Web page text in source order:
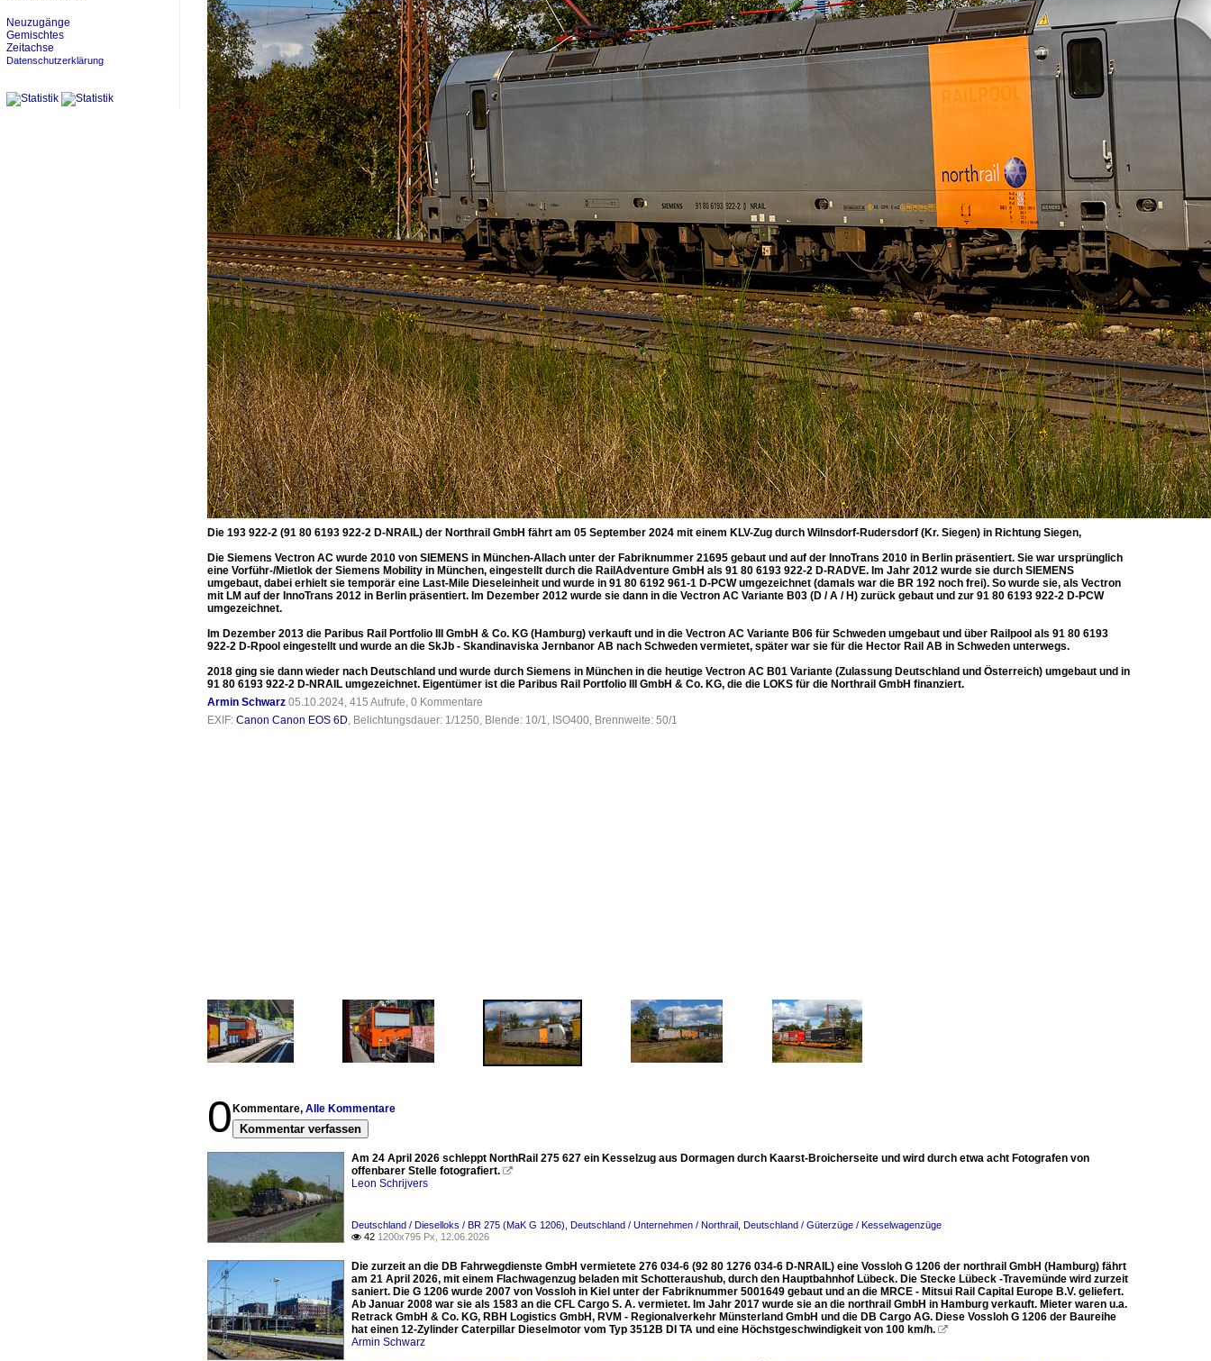
Die 193 922-2 (91 80 6193 922-2 D-NRAIL) der Northrail GmbH fährt am 05 September 2024 mit einem KLV-Zug durch Wilnsdorf-Rudersdorf (Kr. Siegen) in Richtung Siegen,
Die Siemens Vectron AC wurde 2010 von SIEMENS in München-Allach unter der Fabriknummer 21695 gebaut und auf der InnoTrans 2010 in Berlin präsentiert. Sie war ursprünglich
eine Vorführ-/Mietlok der Siemens Mobility in München, eingestellt durch die RailAdventure GmbH als 91 80 6193 922-2 D-RADVE. Im Jahr 2012 wurde sie durch SIEMENS
umgebaut, dabei erhielt sie temporär eine Last-Mile Dieseleinheit und wurde in 91 80 6192 961-1 D-PCW umgezeichnet (damals war die BR 192 noch frei). So wurde sie, als Vectron
mit LM auf der InnoTrans 2012 in Berlin präsentiert. Im Dezember 2012 wurde sie dann in die Vectron AC Variante B03 (D / A / H) zurück gebaut und zur 91 80 6193 922-2 D-PCW
umgezeichnet.
Im Dezember 2013 die Paribus Rail Portfolio III GmbH & Co. KG (Hamburg) verkauft und in die Vectron AC Variante B06 für Schweden umgebaut und über Railpool als 91 80 6193
922-2 D-Rpool eingestellt und wurde an die SkJb - Skandinaviska Jernbanor AB nach Schweden vermietet, später war sie für die Hector Rail AB in Schweden unterwegs.
2018 ging sie dann wieder nach Deutschland und wurde durch Siemens in München in die heutige Vectron AC B01 Variante (Zulassung Deutschland und Österreich) umgebaut und in
91 80 6193 922-2 D-NRAIL umgezeichnet. Eigentümer ist die Paribus Rail Portfolio III GmbH & Co. KG, die die LOKS für die Northrail GmbH finanziert.
Armin Schwarz 05.10.2024, 415 Aufrufe, 0 Kommentare
EXIF: Canon Canon EOS 6D, Belichtungsdauer: 1/1250, Blende: 10/1, ISO400, Brennweite: 50/1
0 Kommentare, Alle Kommentare
Kommentar verfassen
Am 24 April 2026 schleppt NorthRail 275 627 ein Kesselzug aus Dormagen durch Kaarst-Broicherseite und wird durch etwa acht Fotografen von
offenbarer Stelle fotografiert. 
Leon Schrijvers
Deutschland / Dieselloks / BR 275 (MaK G 1206) Deutschland / Unternehmen / Northrail Deutschland / Güterzüge / Kesselwagenzüge
 42 1200x795 Px, 12.06.2026
Die zurzeit an die DB Fahrwegdienste GmbH vermietete 276 034-6 (92 80 1276 034-6 D-NRAIL) eine Vossloh G 1206 der northrail GmbH (Hamburg) fährt
am 21 April 2026, mit einem Flachwagenzug beladen mit Schotteraushub, durch den Hauptbahnhof Lübeck. Die Stecke Lübeck -Travemünde wird zurzeit
saniert. Die G 1206 wurde 2007 von Vossloh in Kiel unter der Fabriknummer 5001649 gebaut und an die MRCE - Mitsui Rail Capital Europe B.V. geliefert.
Ab Januar 2008 war sie als 1583 an die CFL Cargo S. A. vermietet. Im Jahr 2017 wurde sie an die northrail GmbH in Hamburg verkauft. Mieter waren u.a.
Retrack GmbH & Co. KG, RBH Logistics GmbH, RVM - Regionalverkehr Münsterland GmbH und die DB Cargo AG. Diese Vossloh G 1206 der Baureihe
hat einen 12-Zylinder Caterpillar Dieselmotor vom Typ 3512B DI TA und eine Höchstgeschwindigkeit von 100 km/h. 
Armin Schwarz
Neuzugänge
Gemischtes
Zeitachse
Datenschutzerklärung